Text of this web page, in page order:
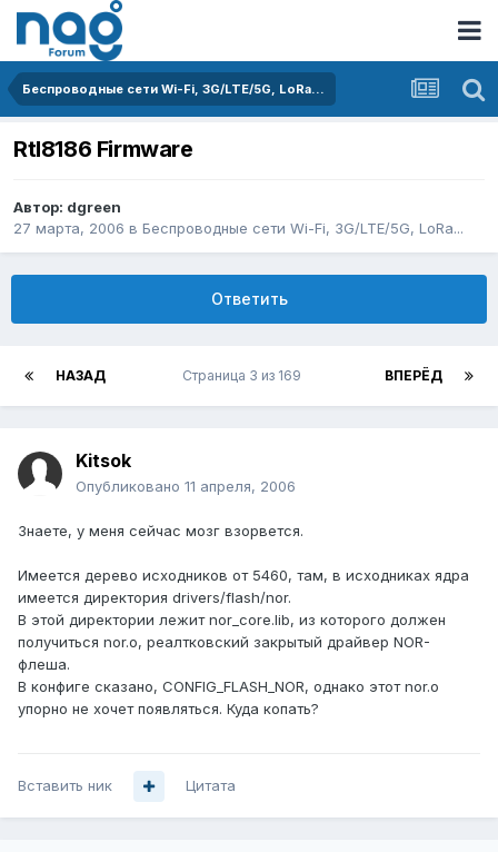
Беспроводные сети Wi-Fi, 3G/LTE/5G, LoRa...
Rtl8186 Firmware
Автор: dgreen
27 марта, 2006 в Беспроводные сети Wi-Fi, 3G/LTE/5G, LoRa...
Ответить
НАЗАД ВПЕРЁД
Страница 3 из 169
Kitsok
Опубликовано 11 апреля, 2006
Знаете, у меня сейчас мозг взорвется.
Имеется дерево исходников от 5460, там, в исходниках ядра
имеется директория drivers/flash/nor.
В этой директории лежит nor_core.lib, из которого должен
получиться nor.o, реалтковский закрытый драйвер NOR-
флеша.
В конфиге сказано, CONFIG_FLASH_NOR, однако этот nor.o
упорно не хочет появляться. Куда копать?
Вставить ник Цитата